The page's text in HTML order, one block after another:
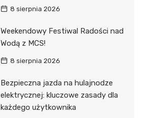
8 sierpnia 2026
Weekendowy Festiwal Radości nad
Wodą z MCS!
8 sierpnia 2026
Bezpieczna jazda na hulajnodze
elektrycznej: kluczowe zasady dla
każdego użytkownika